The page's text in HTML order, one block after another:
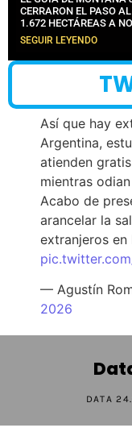
CERRARON EL PASO
1.672 HECTÁREAS A
SEGUIR LEYENDO
Así que hay
Argentina,
atienden
mientras
Acabo de
arancelar la
extranjeros en
— Agustín
2026
DATA